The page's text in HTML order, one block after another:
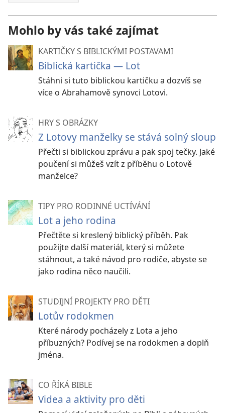
Mohlo by vás také zajímat
KARTIČKY S BIBLICKÝMI POSTAVAMI
Biblická kartička — Lot
Stáhni si tuto biblickou kartičku a dozvíš se
více o Abrahamově synovci Lotovi.
HRY S OBRÁZKY
Z Lotovy manželky se stává solný sloup
Přečti si biblickou zprávu a pak spoj tečky. Jaké
poučení si můžeš vzít z příběhu o Lotově
manželce?
TIPY PRO RODINNÉ UCTÍVÁNÍ
Lot a jeho rodina
Přečtěte si kreslený biblický příběh. Pak
použijte další materiál, který si můžete
stáhnout, a také návod pro rodiče, abyste se
jako rodina něco naučili.
STUDIJNÍ PROJEKTY PRO DĚTI
Lotův rodokmen
Které národy pocházely z Lota a jeho
příbuzných? Podívej se na rodokmen a doplň
jména.
CO ŘÍKÁ BIBLE
Videa a aktivity pro děti